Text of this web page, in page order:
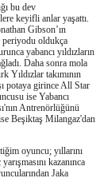
bu dev
keyifli anlar yaşattı.
Gibson’ın
periyodu oldukça
yabancı yıldızların
Daha sonra mola
Yıldızlar takımının
potaya girince All Star
ise Yabancı
Antrenörlüğünü
Beşiktaş Milangaz'dan
oyuncu; yıllarını
kazanınca
Jaka